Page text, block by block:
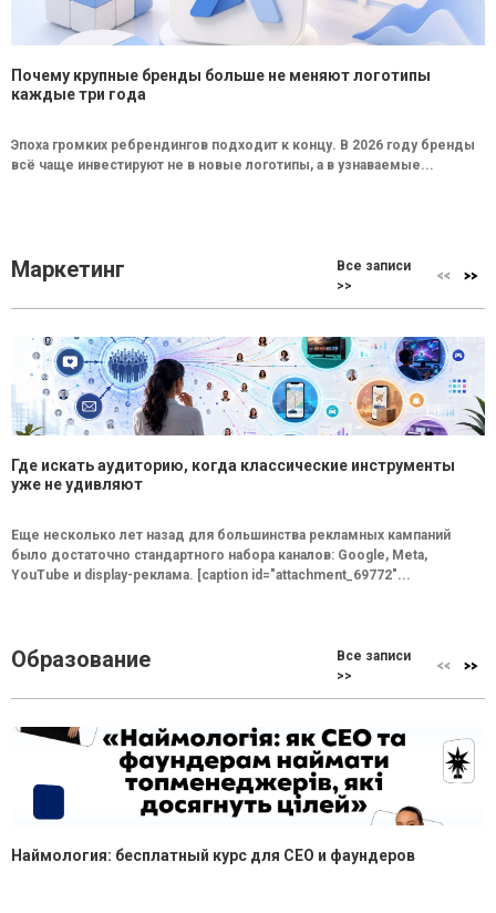
Почему крупные бренды больше не меняют логотипы
каждые три года
Эпоха громких ребрендингов подходит к концу. В 2026 году бренды
всё чаще инвестируют не в новые логотипы, а в узнаваемые...
Маркетинг
Все записи
>>
Где искать аудиторию, когда классические инструменты
уже не удивляют
Еще несколько лет назад для большинства рекламных кампаний
было достаточно стандартного набора каналов: Google, Meta,
YouTube и display-реклама. [caption id="attachment_69772"...
Образование
Все записи
>>
Наймология: бесплатный курс для CEO и фаундеров